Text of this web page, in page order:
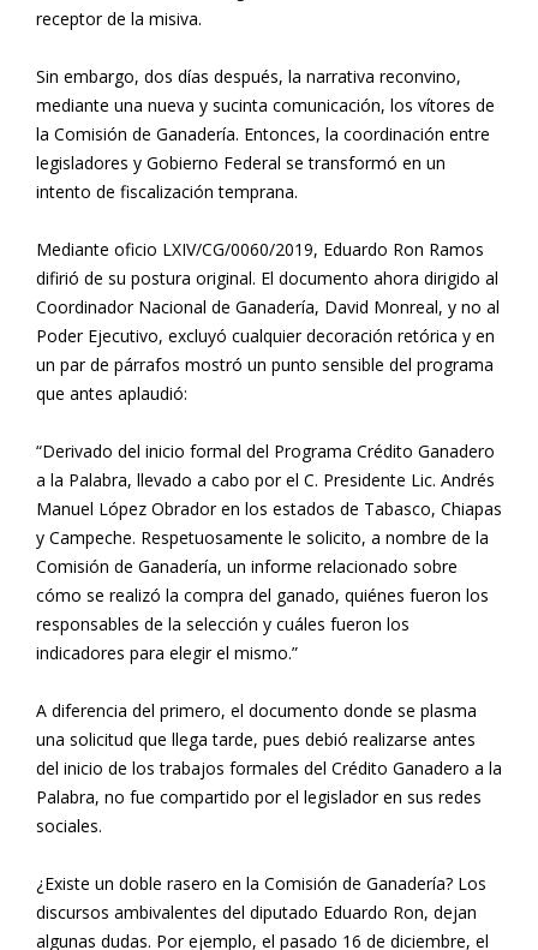
receptor de la misiva.
Sin embargo, dos días después, la narrativa reconvino,
mediante una nueva y sucinta comunicación, los vítores de
la Comisión de Ganadería. Entonces, la coordinación entre
legisladores y Gobierno Federal se transformó en un
intento de fiscalización temprana.
Mediante oficio LXIV/CG/0060/2019, Eduardo Ron Ramos
difirió de su postura original. El documento ahora dirigido al
Coordinador Nacional de Ganadería, David Monreal, y no al
Poder Ejecutivo, excluyó cualquier decoración retórica y en
un par de párrafos mostró un punto sensible del programa
que antes aplaudió:
“Derivado del inicio formal del Programa Crédito Ganadero
a la Palabra, llevado a cabo por el C. Presidente Lic. Andrés
Manuel López Obrador en los estados de Tabasco, Chiapas
y Campeche. Respetuosamente le solicito, a nombre de la
Comisión de Ganadería, un informe relacionado sobre
cómo se realizó la compra del ganado, quiénes fueron los
responsables de la selección y cuáles fueron los
indicadores para elegir el mismo.”
A diferencia del primero, el documento donde se plasma
una solicitud que llega tarde, pues debió realizarse antes
del inicio de los trabajos formales del Crédito Ganadero a la
Palabra, no fue compartido por el legislador en sus redes
sociales.
¿Existe un doble rasero en la Comisión de Ganadería? Los
discursos ambivalentes del diputado Eduardo Ron, dejan
algunas dudas. Por ejemplo, el pasado 16 de diciembre, el